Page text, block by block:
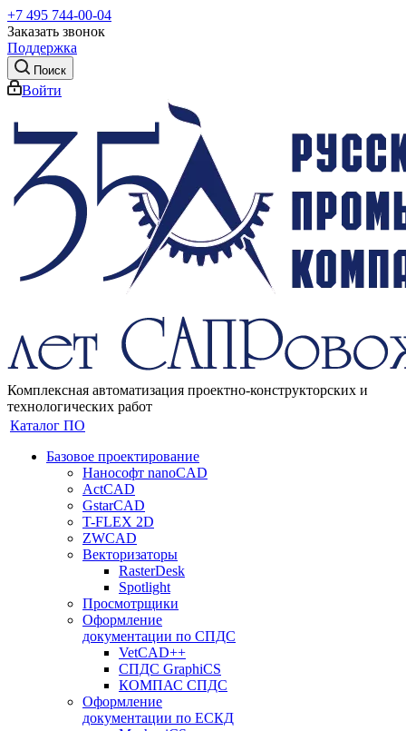
+7 495 744-00-04
Заказать звонок
Поддержка
Поиск
Войти
Комплексная автоматизация проектно-конструкторских и
технологических работ
Каталог ПО
Базовое проектирование
Нанософт nanoCAD
ActCAD
GstarCAD
T-FLEX 2D
ZWCAD
Векторизаторы
RasterDesk
Spotlight
Просмотрщики
Оформление
документации по СПДС
VetCAD++
СПДС GraphiCS
КОМПАС СПДС
Оформление
документации по ЕСКД